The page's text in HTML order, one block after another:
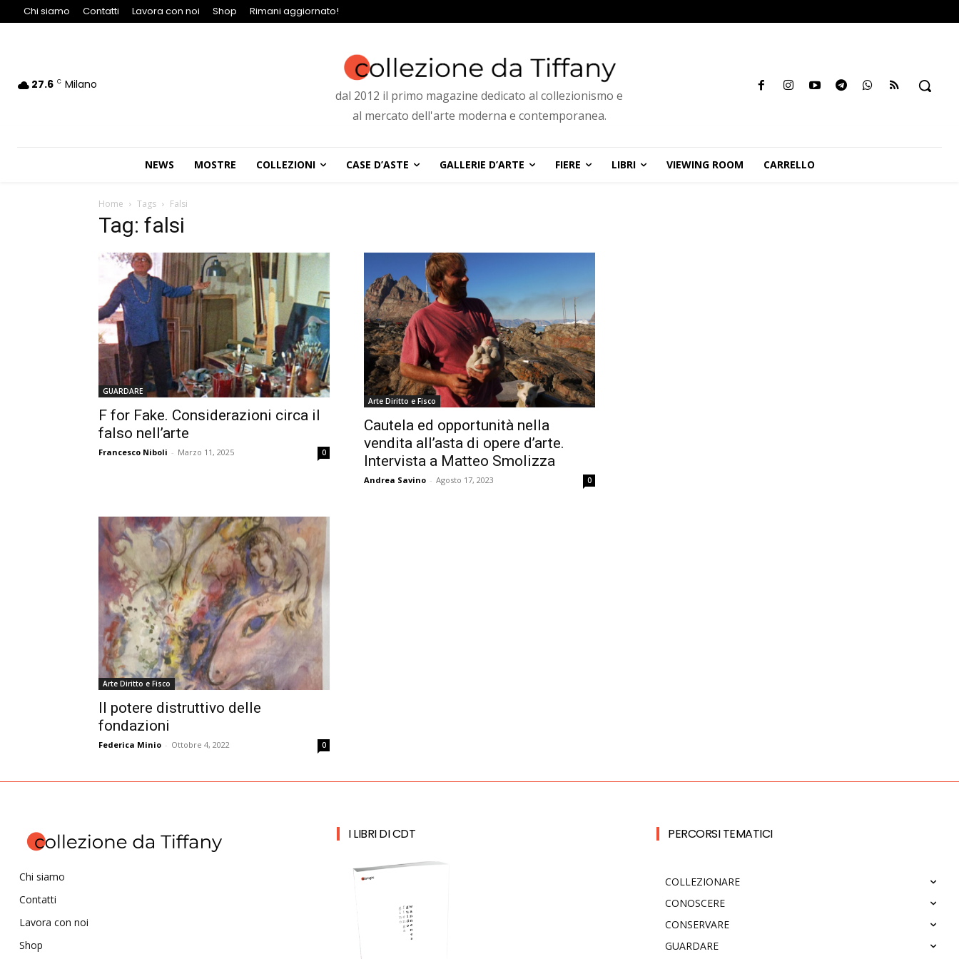
Chi siamo Contatti Lavora con noi Shop Rimani aggiornato!
27.6 C Milano
dal 2012 il primo magazine dedicato al collezionismo e
al mercato dell'arte moderna e contemporanea.
NEWS MOSTRE COLLEZIONI CASE D’ASTE GALLERIE D’ARTE FIERE LIBRI VIEWING ROOM CARRELLO
Home Tags Falsi
Tag: falsi
GUARDARE
F for Fake. Considerazioni circa il
falso nell’arte
Francesco Niboli - Marzo 11, 2025 0
Arte Diritto e Fisco
Cautela ed opportunità nella
vendita all’asta di opere d’arte.
Intervista a Matteo Smolizza
Andrea Savino - Agosto 17, 2023 0
Arte Diritto e Fisco
Il potere distruttivo delle
fondazioni
Federica Minio - Ottobre 4, 2022 0
Chi siamo
Contatti
Lavora con noi
Shop
I LIBRI DI CDT PERCORSI TEMATICI
COLLEZIONARE
CONOSCERE
CONSERVARE
GUARDARE